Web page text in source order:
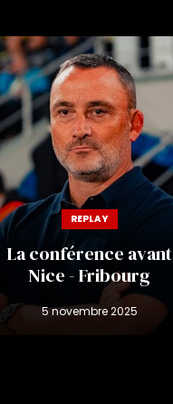
REPLAY
La conférence avant
Nice - Fribourg